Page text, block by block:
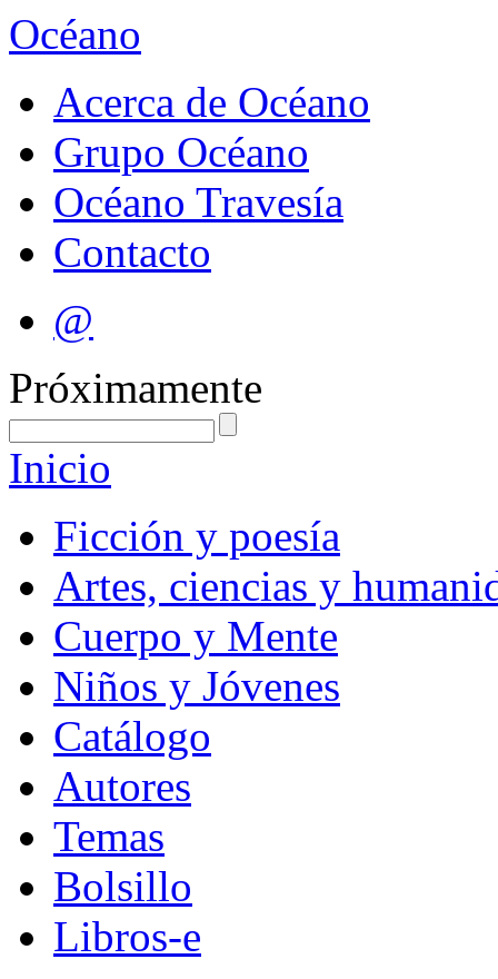
Océano
Acerca de Océano
Grupo Océano
Océano Travesía
Contacto
@
Próximamente
Inicio
Ficción y poesía
Artes, ciencias y
Cuerpo y Mente
Niños y Jóvenes
Catálogo
Autores
Temas
Bolsillo
Libros-e